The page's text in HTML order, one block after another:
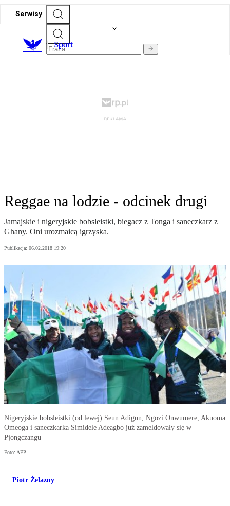
Serwisy
Sport
Reggae na lodzie - odcinek drugi
Jamajskie i nigeryjskie bobsleistki, biegacz z Tonga i saneczkarz z
Ghany. Oni urozmaicą igrzyska.
Publikacja: 06.02.2018 19:20
Nigeryjskie bobsleistki (od lewej) Seun Adigun, Ngozi Onwumere, Akuoma
Omeoga i saneczkarka Simidele Adeagbo już zameldowały się w
Pjongczangu
Foto: AFP
Piotr Żelazny